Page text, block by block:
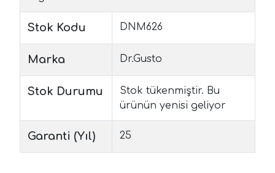
Stok Kodu DNM626
Marka Dr.Gusto
Stok Durumu
Stok tükenmiştir. Bu
ürünün yenisi geliyor
Garanti (Yıl) 25